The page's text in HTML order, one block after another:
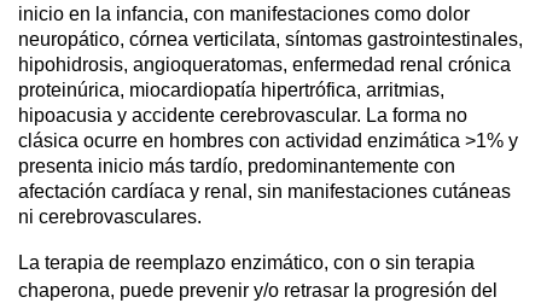
inicio en la infancia, con manifestaciones como dolor
neuropático, córnea verticilata, síntomas gastrointestinales,
hipohidrosis, angioqueratomas, enfermedad renal crónica
proteinúrica, miocardiopatía hipertrófica, arritmias,
hipoacusia y accidente cerebrovascular. La forma no
clásica ocurre en hombres con actividad enzimática >1% y
presenta inicio más tardío, predominantemente con
afectación cardíaca y renal, sin manifestaciones cutáneas
ni cerebrovasculares.
La terapia de reemplazo enzimático, con o sin terapia
chaperona, puede prevenir y/o retrasar la progresión del